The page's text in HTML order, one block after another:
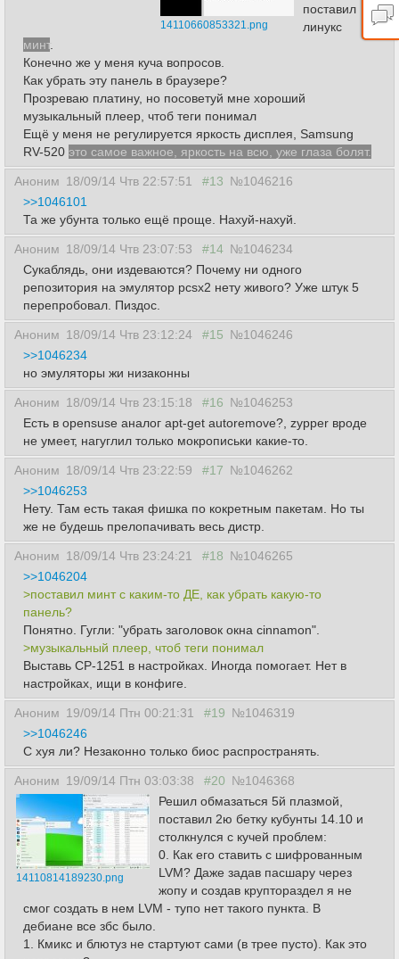
14110660853321.png
поставил
линукс
минт
Конечно же у меня куча вопросов.
Как убрать эту панель в браузере?
Прозреваю платину, но посоветуй мне хороший
музыкальный плеер, чтоб теги понимал
Ещё у меня не регулируется яркость дисплея, Samsung
RV-520 это самое важное, яркость на всю, уже глаза болят.
Аноним 18/09/14 Чтв 22:57:51 #13 №1046216
>>1046101
Та же убунта только ещё проще. Нахуй-нахуй.
Аноним 18/09/14 Чтв 23:07:53 #14 №1046234
Сукаблядь, они издеваются? Почему ни одного
репозитория на эмулятор pcsx2 нету живого? Уже штук 5
перепробовал. Пиздос.
Аноним 18/09/14 Чтв 23:12:24 #15 №1046246
>>1046234
но эмуляторы жи низаконны
Аноним 18/09/14 Чтв 23:15:18 #16 №1046253
Есть в opensuse аналог apt-get autoremove?, zypper вроде
не умеет, нагуглил только мокрописьки какие-то.
Аноним 18/09/14 Чтв 23:22:59 #17 №1046262
>>1046253
Нету. Там есть такая фишка по кокретным пакетам. Но ты
же не будешь прелопачивать весь дистр.
Аноним 18/09/14 Чтв 23:24:21 #18 №1046265
>>1046204
>поставил минт с каким-то ДЕ, как убрать какую-то
панель?
Понятно. Гугли: "убрать заголовок окна cinnamon".
>музыкальный плеер, чтоб теги понимал
Выставь CP-1251 в настройках. Иногда помогает. Нет в
настройках, ищи в конфиге.
Аноним 19/09/14 Птн 00:21:31 #19 №1046319
>>1046246
С хуя ли? Незаконно только биос распространять.
Аноним 19/09/14 Птн 03:03:38 #20 №1046368
14110814189230.png
Решил обмазаться 5й плазмой,
поставил 2ю бетку кубунты 14.10 и
столкнулся с кучей проблем:
0. Как его ставить с шифрованным
LVM? Даже задав пасшару через
жопу и создав круптораздел я не
смог создать в нем LVM - тупо нет такого пункта. В
дебиане все збс было.
1. Кмикс и блютуз не стартуют сами (в трее пусто). Как это